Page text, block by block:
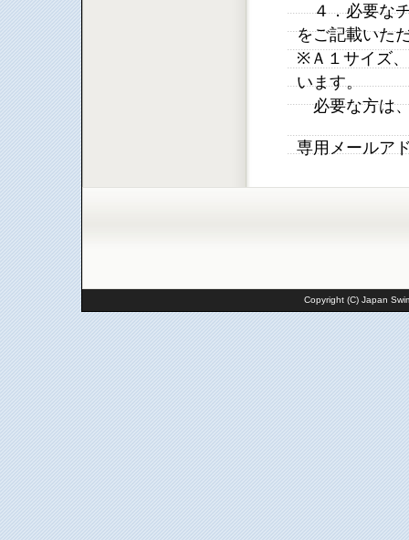
４．必要なチ
をご記載いた
※Ａ１サイズ
います。
必要な方は、
専用メールア
Copyright (C) Japan